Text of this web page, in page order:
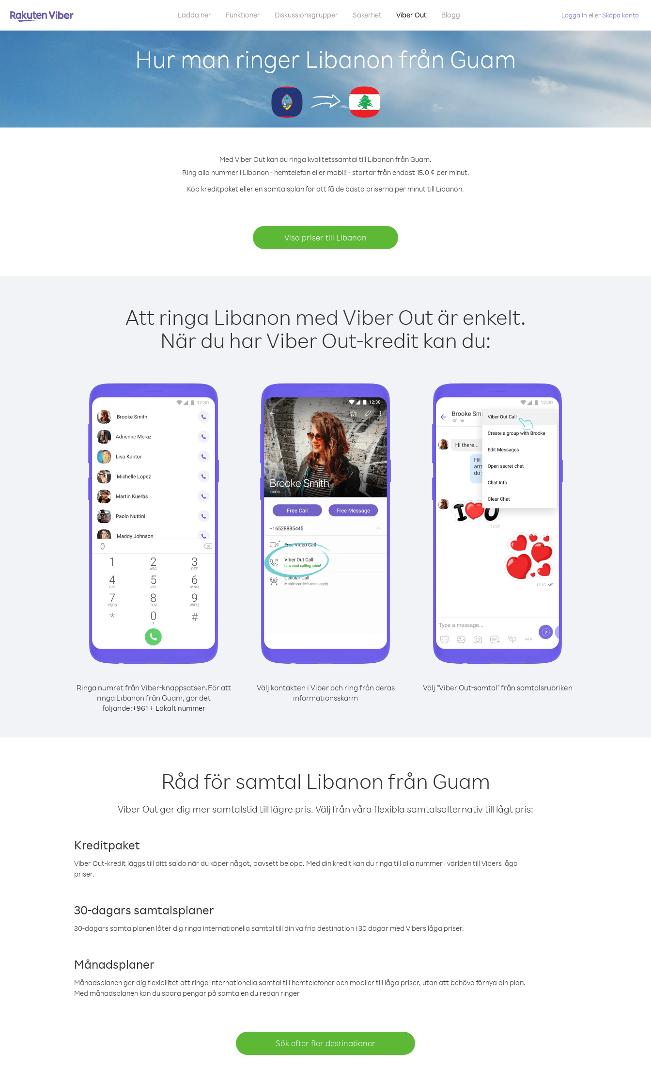
Ladda ner Funktioner Diskussionsgrupper Säkerhet Viber Out Blogg Logga in eller Skapa konto
Hur man ringer Libanon från Guam
Med Viber Out kan du ringa kvalitetssamtal till Libanon från Guam.
Ring alla nummer i Libanon - hemtelefon eller mobil! - startar från endast 15.0 ¢ per minut.
Köp kreditpaket eller en samtalsplan för att få de bästa priserna per minut till Libanon.
Visa priser till Libanon
Att ringa Libanon med Viber Out är enkelt.
När du har Viber Out-kredit kan du:
Ringa numret från Viber-knappsatsen.För att
ringa Libanon från Guam, gör det
följande:+961+ Lokalt nummer
Välj kontakten i Viber och ring från deras
informationsskärm
Välj "Viber Out-samtal" från samtalsrubriken
Råd för samtal Libanon från Guam
Viber Out ger dig mer samtalstid till lägre pris. Välj från våra flexibla samtalsalternativ till lågt pris:
Kreditpaket
Viber Out-kredit läggs till ditt saldo när du köper något, oavsett belopp. Med din kredit kan du ringa till alla nummer i världen till Vibers låga
priser.
30-dagars samtalsplaner
30-dagars samtalplanen låter dig ringa internationella samtal till din valfria destination i 30 dagar med Vibers låga priser.
Månadsplaner
Månadsplanen ger dig flexibilitet att ringa internationella samtal till hemtelefoner och mobiler till låga priser, utan att behöva förnya din plan.
Med månadsplanen kan du spara pengar på samtalen du redan ringer
Sök efter fler destinationer